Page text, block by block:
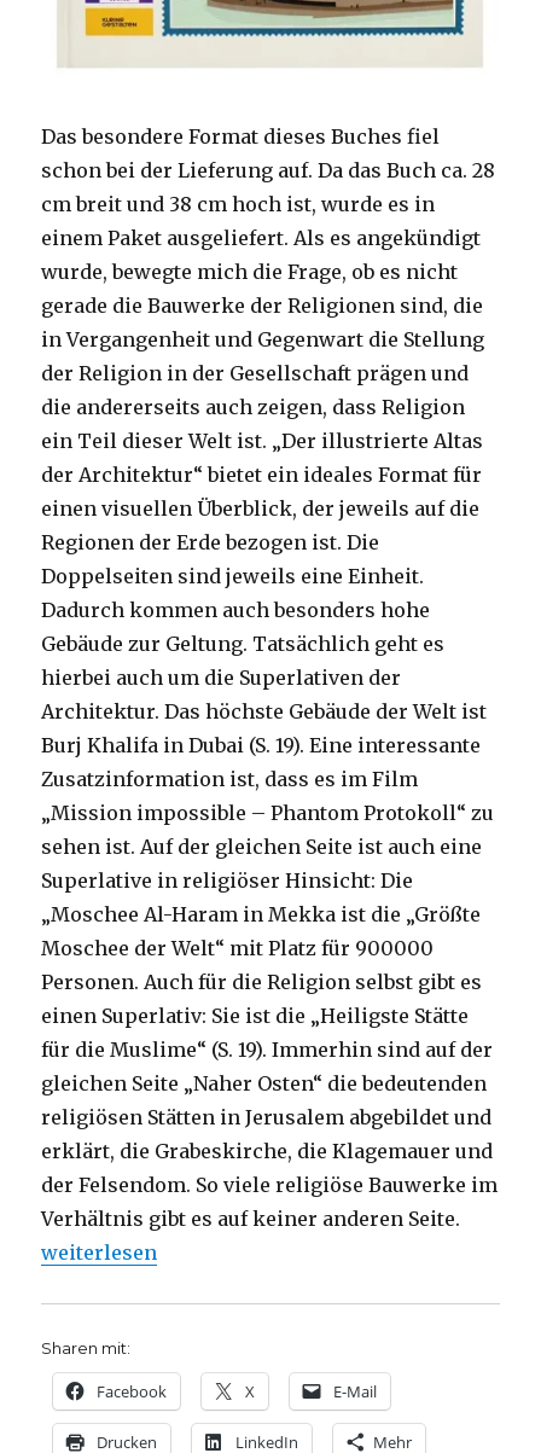
Das besondere Format dieses Buches fiel
schon bei der Lieferung auf. Da das Buch ca. 28
cm breit und 38 cm hoch ist, wurde es in
einem Paket ausgeliefert. Als es angekündigt
wurde, bewegte mich die Frage, ob es nicht
gerade die Bauwerke der Religionen sind, die
in Vergangenheit und Gegenwart die Stellung
der Religion in der Gesellschaft prägen und
die andererseits auch zeigen, dass Religion
ein Teil dieser Welt ist. „Der illustrierte Altas
der Architektur“ bietet ein ideales Format für
einen visuellen Überblick, der jeweils auf die
Regionen der Erde bezogen ist. Die
Doppelseiten sind jeweils eine Einheit.
Dadurch kommen auch besonders hohe
Gebäude zur Geltung. Tatsächlich geht es
hierbei auch um die Superlativen der
Architektur. Das höchste Gebäude der Welt ist
Burj Khalifa in Dubai (S. 19). Eine interessante
Zusatzinformation ist, dass es im Film
„Mission impossible – Phantom Protokoll“ zu
sehen ist. Auf der gleichen Seite ist auch eine
Superlative in religiöser Hinsicht: Die
„Moschee Al-Haram in Mekka ist die „Größte
Moschee der Welt“ mit Platz für 900000
Personen. Auch für die Religion selbst gibt es
einen Superlativ: Sie ist die „Heiligste Stätte
für die Muslime“ (S. 19). Immerhin sind auf der
gleichen Seite „Naher Osten“ die bedeutenden
religiösen Stätten in Jerusalem abgebildet und
erklärt, die Grabeskirche, die Klagemauer und
der Felsendom. So viele religiöse Bauwerke im
Verhältnis gibt es auf keiner anderen Seite.
„Wichtige Bauwerke auf einen Blick, Rezension
weiterlesen
Sharen mit:
Facebook X E-Mail
Drucken LinkedIn Mehr